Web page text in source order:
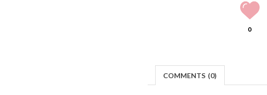
0
COMMENTS (0)